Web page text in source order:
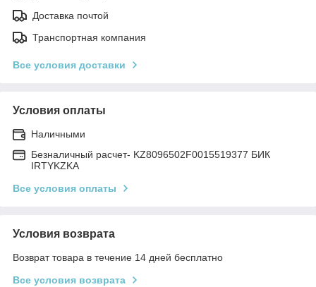
Доставка почтой
Транспортная компания
Все условия доставки
Условия оплаты
Наличными
Безналичный расчет- KZ8096502F0015519377 БИК
IRTYKZKA
Все условия оплаты
Условия возврата
Возврат товара в течение 14 дней бесплатно
Все условия возврата